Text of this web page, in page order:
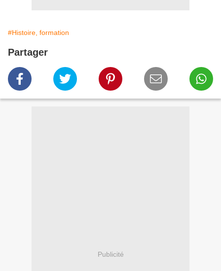
#Histoire, formation
Partager
Publicité